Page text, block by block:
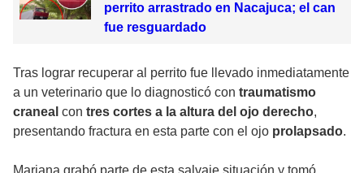
perrito arrastrado en Nacajuca; el can
fue resguardado
Tras lograr recuperar al perrito fue llevado inmediatamente
a un veterinario que lo diagnosticó con traumatismo
craneal con tres cortes a la altura del ojo derecho,
presentando fractura en esta parte con el ojo prolapsado.